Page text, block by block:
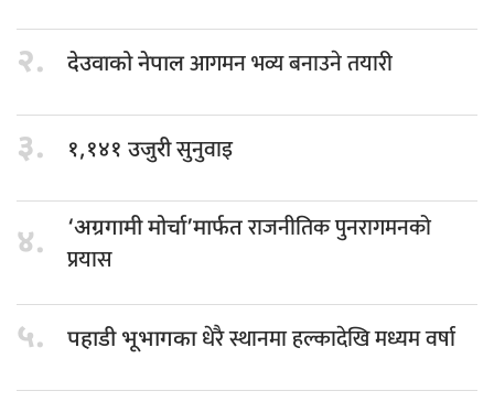
२. देउवाको नेपालआगमन भव्य बनाउने तयारी
३. १,१४१ उजुरीसुनुवाइ
४. ‘अग्रगामी मोर्चा’मार्फतराजनीतिक पुनरागमनको
प्रयास
५. पहाडी भूभागकाधेरै स्थानमा हल्कादेखि मध्यम वर्षा